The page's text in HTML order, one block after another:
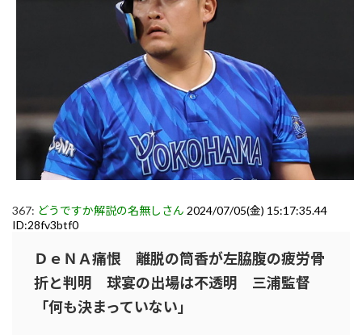
367: どうですか解説の名無しさん 2024/07/05(金) 15:17:35.44
ID:28fv3btf0
ＤｅＮＡ痛恨 離脱の筒香が左脇腹の疲労骨
折と判明 球宴の出場は不透明 三浦監督
「何も決まっていない」